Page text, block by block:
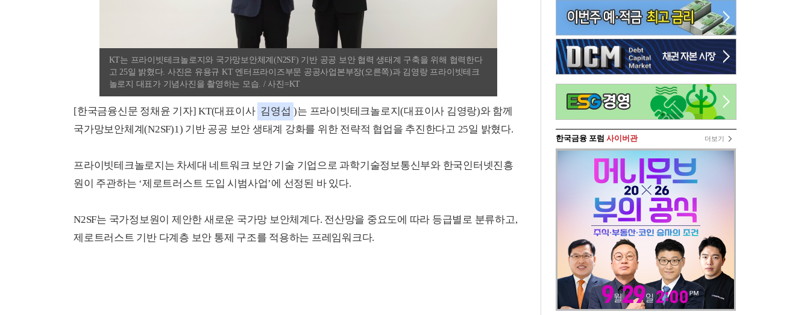
KT는 프라이빗테크놀로지와 국가망보안체계(N2SF) 기반 공공 보안 협력 생태계 구축을 위해 협력한다
고 25일 밝혔다. 사진은 유용규 KT 엔터프라이즈부문 공공사업본부장(오른쪽)과 김영랑 프라이빗테크
놀로지 대표가 기념사진을 촬영하는 모습. / 사진=KT
[한국금융신문 정채윤 기자] KT(대표이사 김영섭 )는 프라이빗테크놀로지(대표이사 김영랑)와 함께
국가망보안체계(N2SF)1) 기반 공공 보안 생태계 강화를 위한 전략적 협업을 추진한다고 25일 밝혔다.
프라이빗테크놀로지는 차세대 네트워크 보안 기술 기업으로 과학기술정보통신부와 한국인터넷진흥
원이 주관하는 ‘제로트러스트 도입 시범사업’에 선정된 바 있다.
N2SF는 국가정보원이 제안한 새로운 국가망 보안체계다. 전산망을 중요도에 따라 등급별로 분류하고,
제로트러스트 기반 다계층 보안 통제 구조를 적용하는 프레임워크다.
한국금융 포럼 사이버관 더보기